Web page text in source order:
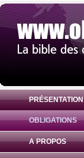
PRÉSENTATION
OBLIGATIONS
A PROPOS
Obligation